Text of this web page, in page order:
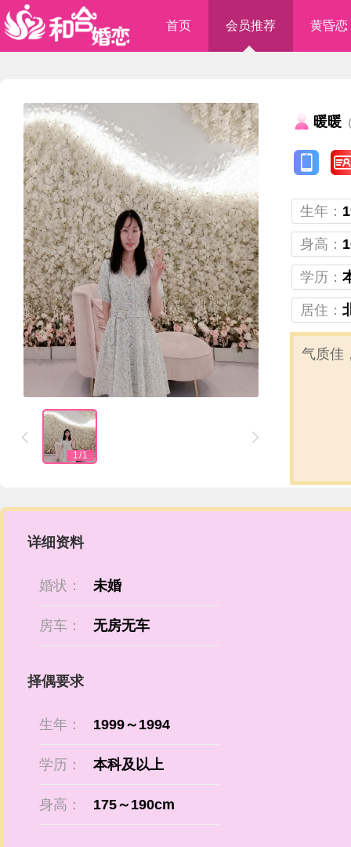
首页 会员推荐 黄昏恋

1/1

暖暖
生年：
身高：
学历：
居住：
气质佳
详细资料
婚状： 未婚
房车： 无房无车
择偶要求
生年： 1999～1994
学历： 本科及以上
身高： 175～190cm